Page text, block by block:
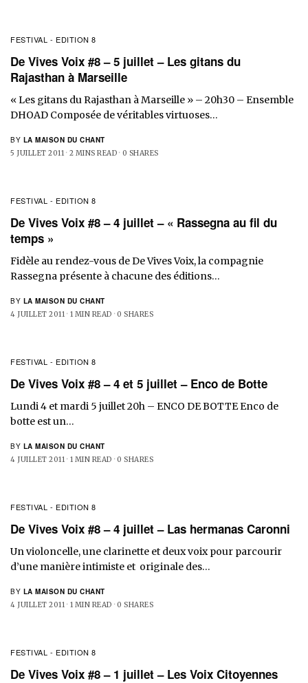
FESTIVAL - EDITION 8
De Vives Voix #8 – 5 juillet – Les gitans du
Rajasthan à Marseille
« Les gitans du Rajasthan à Marseille » – 20h30 – Ensemble
DHOAD Composée de véritables virtuoses…
BY LA MAISON DU CHANT
5 JUILLET 2011 2 MINS READ 0 SHARES
FESTIVAL - EDITION 8
De Vives Voix #8 – 4 juillet – « Rassegna au fil du
temps »
Fidèle au rendez-vous de De Vives Voix, la compagnie
Rassegna présente à chacune des éditions…
BY LA MAISON DU CHANT
4 JUILLET 2011 1 MIN READ 0 SHARES
FESTIVAL - EDITION 8
De Vives Voix #8 – 4 et 5 juillet – Enco de Botte
Lundi 4 et mardi 5 juillet 20h – ENCO DE BOTTE Enco de
botte est un…
BY LA MAISON DU CHANT
4 JUILLET 2011 1 MIN READ 0 SHARES
FESTIVAL - EDITION 8
De Vives Voix #8 – 4 juillet – Las hermanas Caronni
Un violoncelle, une clarinette et deux voix pour parcourir
d’une manière intimiste et originale des…
BY LA MAISON DU CHANT
4 JUILLET 2011 1 MIN READ 0 SHARES
FESTIVAL - EDITION 8
De Vives Voix #8 – 1 juillet – Les Voix Citoyennes